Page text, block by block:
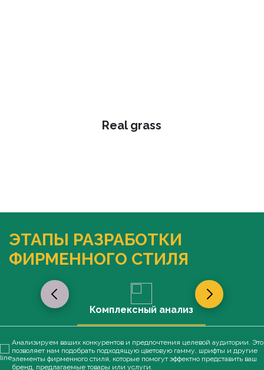
Real grass
ЭТАПЫ РАЗРАБОТКИ
ФИРМЕННОГО СТИЛЯ
Комплексный анализ
Анализируем ваших конкурентов и предпочтения целевой аудитории. Это
позволяет нам подобрать подходящую цветовую гамму, шрифты и другие
элементы фирменного стиля, которые помогут эффектно представить ваш
бренд, предлагаемые товары или услуги.